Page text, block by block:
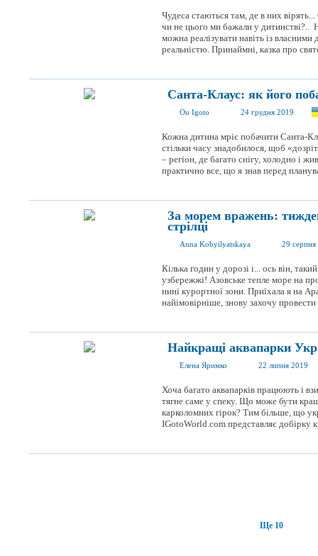
Чудеса стаються там, де в них
чи не цього ми бажали у дитинстві?..
можна реалізувати навіть із
реальністю. Принаймні, казка про
Санта-Клаус: як його
Ou Igoto 24 грудня 2019
Кожна дитина мріє побачити Санта-
стільки часу знадобилося, щоб
– регіон, де багато снігу, холодно і
практично все, що я знав перед
За морем вражень:
стрілці
Anna Kobyilyatskaya 29
Кілька годин у дорозі і... ось він,
узбережжі! Азовське тепле море на
нині курортної зони. Приїхала я на
найімовірніше, знову захочу
Найкращі аквапарки
Елена Яримко 22 липня 2019
Хоча багато аквапарків працюють і
тягне саме у спеку. Що може бути
карколомних гірок? Тим більше, що
IGotoWorld.com представляє добірку
Ще 10